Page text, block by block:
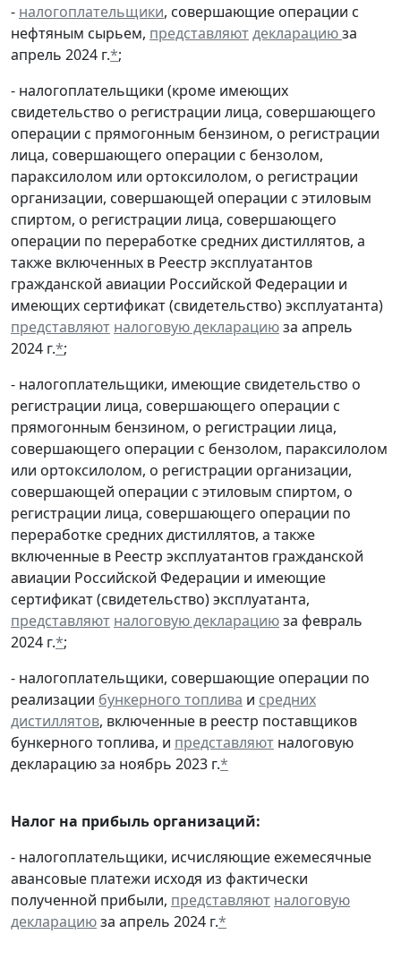
- налогоплательщики, совершающие операции с
нефтяным сырьем, представляютдекларациюза
апрель 2024 г.*;
- налогоплательщики (кроме имеющих
свидетельство о регистрации лица, совершающего
операции с прямогонным бензином, о регистрации
лица, совершающего операции с бензолом,
параксилолом или ортоксилолом, о регистрации
организации, совершающей операции с этиловым
спиртом, о регистрации лица, совершающего
операции по переработке средних дистиллятов, а
также включенных в Реестр эксплуатантов
гражданской авиации Российской Федерации и
имеющих сертификат (свидетельство) эксплуатанта)
представляют налоговую декларациюза апрель
2024 г.*;
- налогоплательщики, имеющие свидетельство о
регистрации лица, совершающего операции с
прямогонным бензином, о регистрации лица,
совершающего операции с бензолом, параксилолом
или ортоксилолом, о регистрации организации,
совершающей операции с этиловым спиртом, о
регистрации лица, совершающего операции по
переработке средних дистиллятов, а также
включенные в Реестр эксплуатантов гражданской
авиации Российской Федерации и имеющие
сертификат (свидетельство) эксплуатанта,
представляют налоговую декларациюза февраль
2024 г.*;
- налогоплательщики, совершающие операции по
реализации бункерного топлива и средних
дистиллятов, включенные в реестр поставщиков
бункерного топлива, и представляют налоговую
декларацию за ноябрь 2023 г.*
Налог на прибыль организаций:
- налогоплательщики, исчисляющие ежемесячные
авансовые платежи исходя из фактически
полученной прибыли, представляют налоговую
декларациюза апрель 2024 г.*